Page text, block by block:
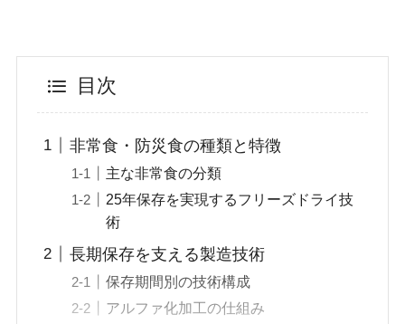
目次
非常食・防災食の種類と特徴
主な非常食の分類
25年保存を実現するフリーズドライ技
術
長期保存を支える製造技術
保存期間別の技術構成
アルファ化加工の仕組み